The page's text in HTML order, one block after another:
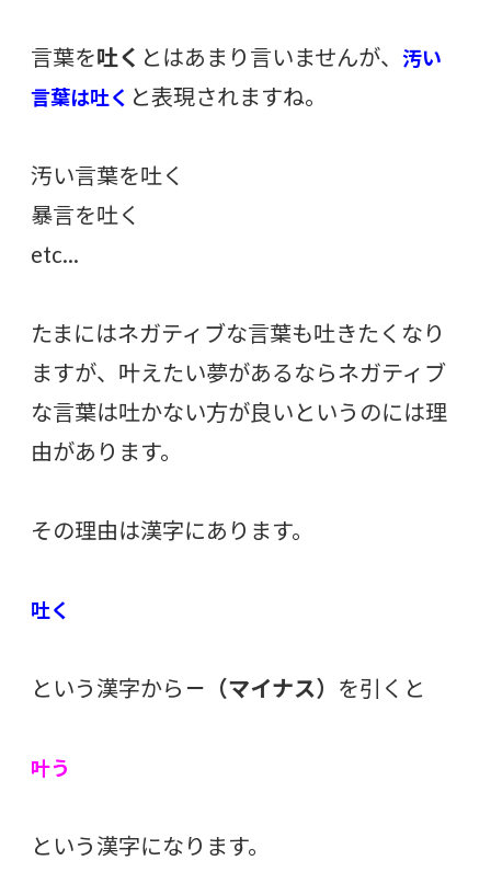
言葉を吐く とはあまり言いませんが、 汚い
言葉は吐く と表現されますね。
汚い言葉を吐く
暴言を吐く
etc…
たまにはネガティブな言葉も吐きたくなり
ますが、叶えたい夢があるならネガティブ
な言葉は吐かない方が良いというのには理
由があります。
その理由は漢字にあります。
吐く
という漢字から －（マイナス） を引くと
叶う
という漢字になります。